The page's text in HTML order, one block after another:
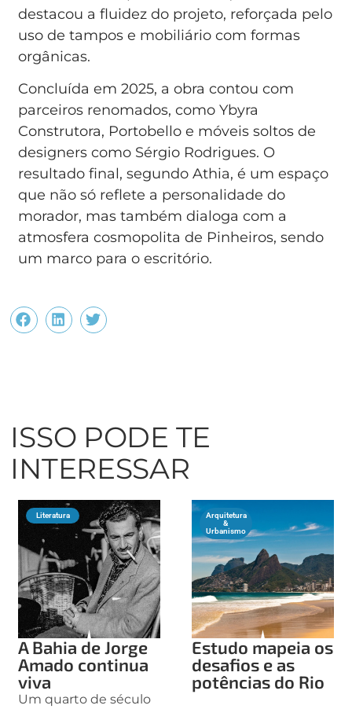
destacou a fluidez do projeto, reforçada pelo
uso de tampos e mobiliário com formas
orgânicas.
Concluída em 2025, a obra contou com
parceiros renomados, como Ybyra
Construtora, Portobello e móveis soltos de
designers como Sérgio Rodrigues. O
resultado final, segundo Athia, é um espaço
que não só reflete a personalidade do
morador, mas também dialoga com a
atmosfera cosmopolita de Pinheiros, sendo
um marco para o escritório.
ISSO PODE TE
INTERESSAR
Literatura
A Bahia de Jorge
Amado continua
viva
Um quarto de século
Arquitetura
&
Urbanismo
Estudo mapeia os
desafios e as
potências do Rio